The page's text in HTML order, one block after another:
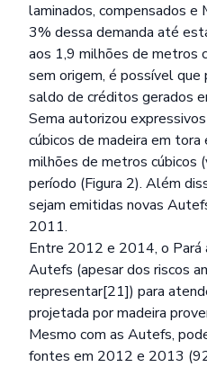
laminados, compensados
3% dessa demanda até
aos 1,9 milhões de metros
sem origem, é possível que
saldo de créditos gerados
Sema autorizou
cúbicos de madeira em
milhões de metros cúbicos
período (Figura 2). Além
sejam emitidas novas
2011.
Entre 2012 e 2014, o Pará
Autefs (apesar dos riscos
representar[21]) para
projetada por madeira
Mesmo com as Autefs,
fontes em 2012 e 2013